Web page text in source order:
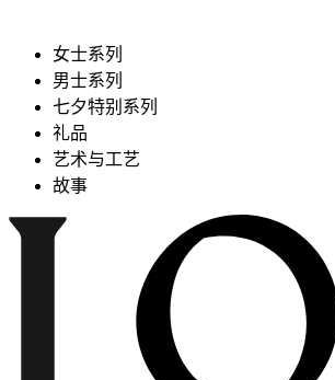
女士系列
男士系列
七夕特别系列
礼品
艺术与工艺
故事